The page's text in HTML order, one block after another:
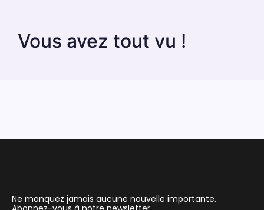
Vous avez tout vu !
Ne manquez jamais aucune nouvelle importante.